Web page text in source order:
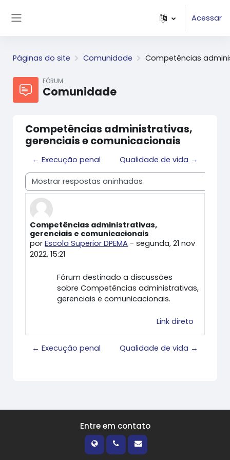
Acessar
Páginas do site Comunidade Competências
FÓRUM
Comunidade
Competências administrativas,
gerenciais e comunicacionais
← Execução penal Qualidade de vida →
Modo de visualização
Competências administrativas,
gerenciais e comunicacionais
porEscola Superior DPEMA -segunda, 21 nov
2022, 15:21
Número de respostas: 0
Fórum destinado a discussões
sobre Competências administrativas,
gerenciais e comunicacionais.
Link direto
← Execução penal Qualidade de vida →
Entre em contato